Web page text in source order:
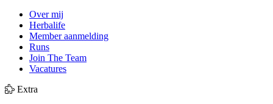
Over mij
Herbalife
Member aanmelding
Runs
Join The Team
Vacatures
Extra